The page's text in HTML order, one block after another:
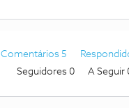
Comentários 5
Seguidores 0 A Seguir